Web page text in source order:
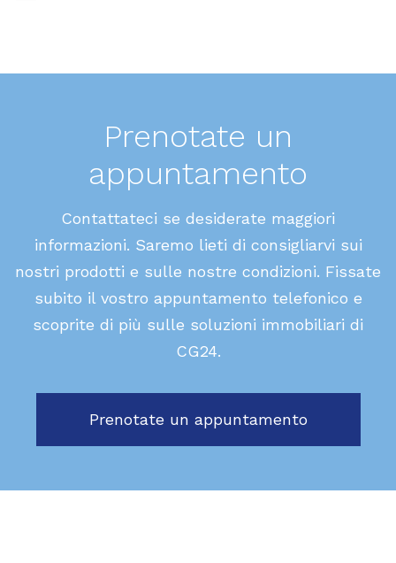
Prenotate un
appuntamento
Contattateci se desiderate maggiori
informazioni. Saremo lieti di consigliarvi sui
nostri prodotti e sulle nostre condizioni. Fissate
subito il vostro appuntamento telefonico e
scoprite di più sulle soluzioni immobiliari di
CG24.
Prenotate un appuntamento